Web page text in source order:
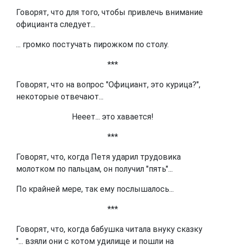
Говорят, что для того, чтобы привлечь внимание
официанта следует...
... громко постучать пирожком по столу.
***
Говорят, что на вопрос "Официант, это курица?",
некоторые отвечают...
Нееет... это хавается!
***
Говорят, что, когда Петя ударил трудовика
молотком по пальцам, он получил "пять"...
По крайней мере, так ему послышалось...
***
Говорят, что, когда бабушка читала внуку сказку
"... взяли они с котом удилище и пошли на